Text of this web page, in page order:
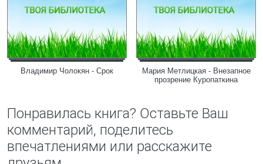
Владимир Чолокян - Срок
Мария Метлицкая - Внезапное
прозрение Куропаткина
Понравилась книга? Оставьте Ваш
комментарий, поделитесь
впечатлениями или расскажите